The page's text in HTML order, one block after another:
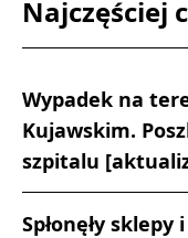
Najczęściej
Wypadek na
Kujawskim.
szpitalu
Spłonęły